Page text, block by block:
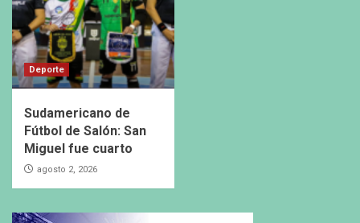
Deporte
Sudamericano de
Fútbol de Salón: San
Miguel fue cuarto
agosto 2, 2026